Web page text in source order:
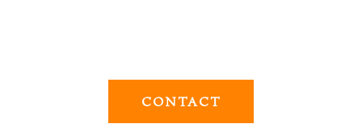
CONTACT